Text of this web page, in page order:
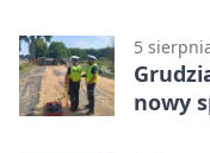
5
nowy